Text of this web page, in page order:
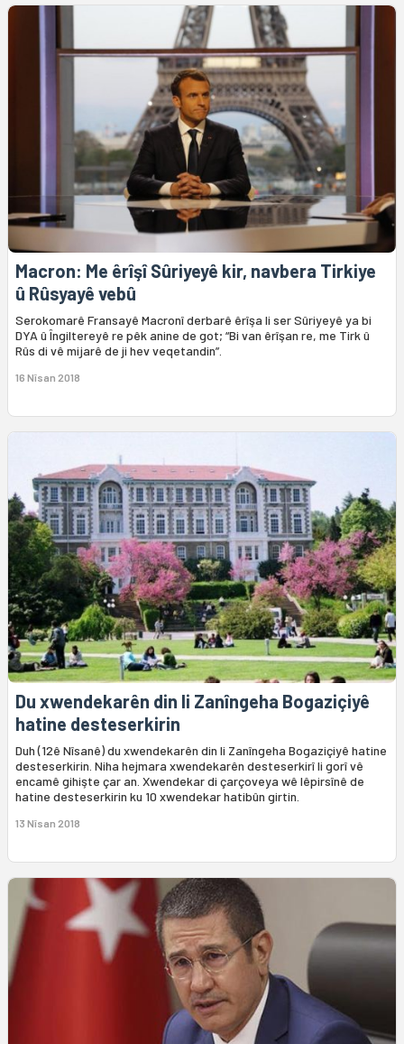
Macron: Me êrîşî Sûriyeyê kir, navbera Tirkiye
û Rûsyayê vebû
Serokomarê Fransayê Macronî derbarê êrîşa li ser Sûriyeyê ya bi
DYA û Îngiltereyê re pêk anine de got; “Bi van êrîşan re, me Tirk û
Rûs di vê mijarê de ji hev veqetandin”.
16 Nîsan 2018
Du xwendekarên din li Zanîngeha Bogaziçiyê
hatine desteserkirin
Duh (12ê Nîsanê) du xwendekarên din li Zanîngeha Bogaziçiyê hatine
desteserkirin. Niha hejmara xwendekarên desteserkirî li gorî vê
encamê gihişte çar an. Xwendekar di çarçoveya wê lêpirsînê de
hatine desteserkirin ku 10 xwendekar hatibûn girtin.
13 Nîsan 2018